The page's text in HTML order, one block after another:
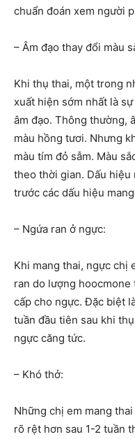
chuẩn đoán xem người
– Âm đạo thay đổi màu
Khi thụ thai, một trong
xuất hiện sớm nhất là
âm đạo. Thông thường,
màu hồng tươi. Nhưng
màu tím đỏ sẫm. Màu
theo thời gian. Dấu
trước các dấu hiệu
– Ngứa ran ở ngực:
Khi mang thai, ngực chị
ran do lượng hoocmone
cấp cho ngực. Đặc biệt
tuần đầu tiên sau khi
ngực căng tức.
– Khó thở:
Những chị em mang
rõ rệt hơn sau 1-2 tuần